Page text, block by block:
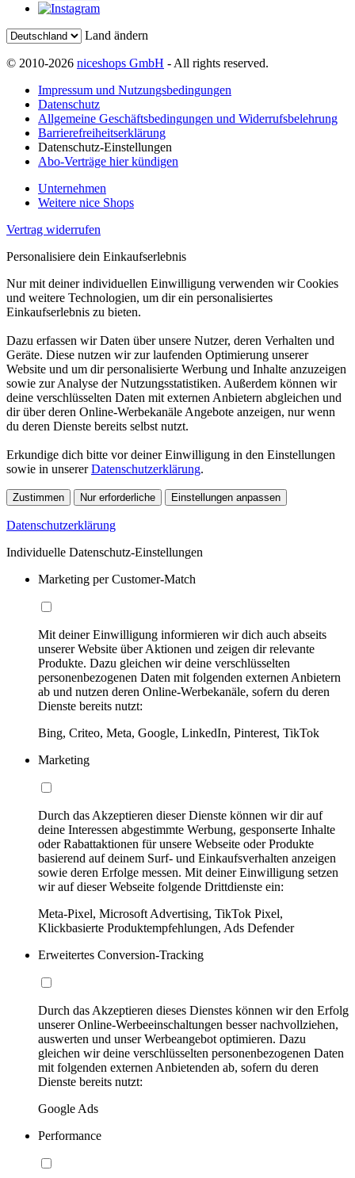
Land ändern
© 2010-2026 niceshops GmbH - All rights reserved.
Impressum und Nutzungsbedingungen
Datenschutz
Allgemeine Geschäftsbedingungen und Widerrufsbelehrung
Barrierefreiheitserklärung
Datenschutz-Einstellungen
Abo-Verträge hier kündigen
Unternehmen
Weitere nice Shops
Vertrag widerrufen
Personalisiere dein Einkaufserlebnis
Nur mit deiner individuellen Einwilligung verwenden wir Cookies
und weitere Technologien, um dir ein personalisiertes
Einkaufserlebnis zu bieten.
Dazu erfassen wir Daten über unsere Nutzer, deren Verhalten und
Geräte. Diese nutzen wir zur laufenden Optimierung unserer
Website und um dir personalisierte Werbung und Inhalte anzuzeigen
sowie zur Analyse der Nutzungsstatistiken. Außerdem können wir
deine verschlüsselten Daten mit externen Anbietern abgleichen und
dir über deren Online-Werbekanäle Angebote anzeigen, nur wenn
du deren Dienste bereits selbst nutzt.
Erkundige dich bitte vor deiner Einwilligung in den Einstellungen
sowie in unsererDatenschutzerklärung.
Zustimmen Nur erforderliche Einstellungen anpassen
Datenschutzerklärung
Individuelle Datenschutz-Einstellungen
Marketing per Customer-Match
Mit deiner Einwilligung informieren wir dich auch abseits
unserer Website über Aktionen und zeigen dir relevante
Produkte. Dazu gleichen wir deine verschlüsselten
personenbezogenen Daten mit folgenden externen Anbietern
ab und nutzen deren Online-Werbekanäle, sofern du deren
Dienste bereits nutzt:
Bing, Criteo, Meta, Google, LinkedIn, Pinterest, TikTok
Marketing
Durch das Akzeptieren dieser Dienste können wir dir auf
deine Interessen abgestimmte Werbung, gesponserte Inhalte
oder Rabattaktionen für unsere Webseite oder Produkte
basierend auf deinem Surf- und Einkaufsverhalten anzeigen
sowie deren Erfolge messen. Mit deiner Einwilligung setzen
wir auf dieser Webseite folgende Drittdienste ein:
Meta-Pixel, Microsoft Advertising, TikTok Pixel,
Klickbasierte Produktempfehlungen, Ads Defender
Erweitertes Conversion-Tracking
Durch das Akzeptieren dieses Dienstes können wir den Erfolg
unserer Online-Werbeeinschaltungen besser nachvollziehen,
auswerten und unser Werbeangebot optimieren. Dazu
gleichen wir deine verschlüsselten personenbezogenen Daten
mit folgenden externen Anbietenden ab, sofern du deren
Dienste bereits nutzt:
Google Ads
Performance